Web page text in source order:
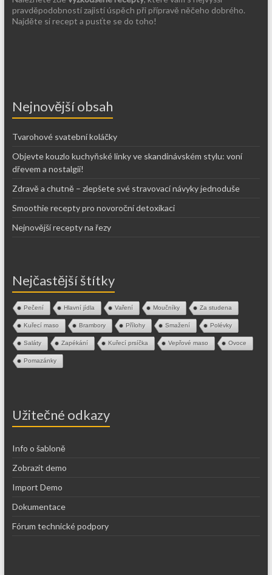
pravděpodobností zajistí úspěch při přípravě něčeho dobrého.
Najděte si recept a pusťte se do toho!
Nejnovější obsah
Tvarohové svatební koláčky
Objevte kouzlo kuchyňské linky ve skandinávském stylu: voní
dřevem a nostalgií!
Zdravě a chutně – zlepšete své stravovací návyky jednoduše
Smoothie recepty pro novoroční detoxikaci
Nejnovější recepty na řezy
Nejčastější štítky
Pečení Hlavní jídla Vaření Moučníky Za studena
Kuřecí maso Brambory Přílohy Smažení Polévky
Saláty Zapékání Kuřecí prsíčka Vepřové maso Ovoce
Pomazánky
Užitečné odkazy
Info o šabloně
Zobrazit demo
Import Demo
Dokumentace
Fórum technické podpory